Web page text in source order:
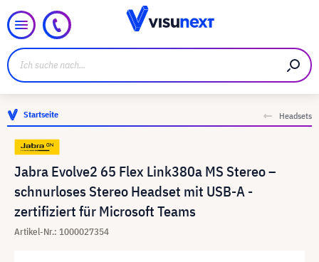
Startseite Headsets
Jabra Evolve2 65 Flex Link380a MS Stereo –
schnurloses Stereo Headset mit USB-A -
zertifiziert für Microsoft Teams
Artikel-Nr.: 1000027354